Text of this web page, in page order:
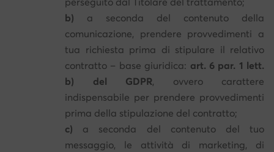
b) a seconda del contenuto della
comunicazione, prendere provvedimenti a
tua richiesta prima di stipulare il relativo
contratto – base giuridica: art. 6 par. 1 lett.
b) del GDPR, ovvero carattere
indispensabile per prendere provvedimenti
prima della stipulazione del contratto;
c) a seconda del contenuto del tuo
messaggio, le attività di marketing, di